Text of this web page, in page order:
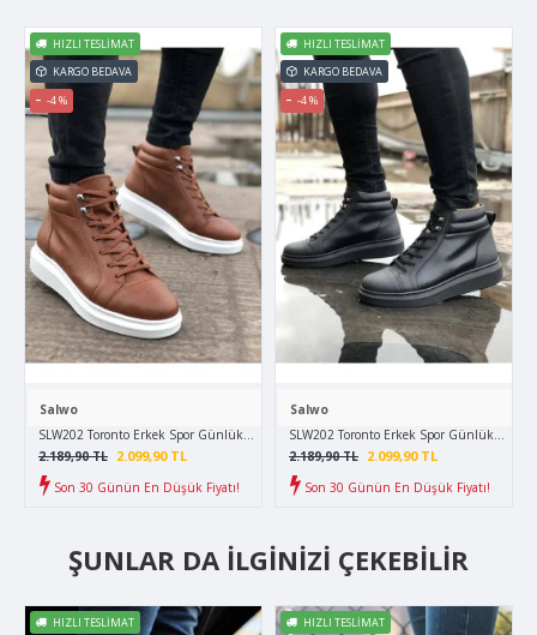
HIZLI TESLIMAT
KARGO BEDAVA
-4 %
Salwo
SLW202 Toronto Erkek Spor Günlük Bağcıklı Cilt Bot CBT - Taba
2.099,90 TL
2.189,90 TL
Son 30 Günün En Düşük Fiyatı!
HIZLI TESLIMAT
KARGO BEDAVA
-4 %
Salwo
SLW202 Toronto Erkek Spor Günlük
2.099,90 TL
2.189,90 TL
Son 30 Günün En Düşük Fiyatı!
ŞUNLAR DA İLGINIZI ÇEKEBILIR
HIZLI TESLIMAT
HIZLI TESLIMAT